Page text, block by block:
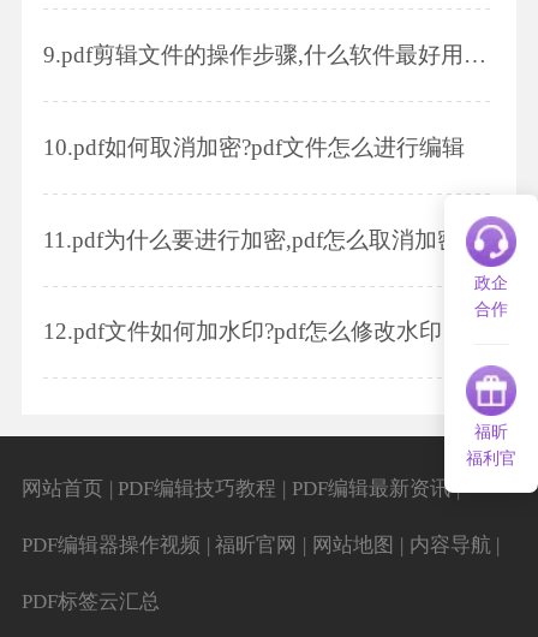
9.pdf剪辑文件的操作步骤,什么软件最好用?有什么优点?
10.pdf如何取消加密?pdf文件怎么进行编辑
11.pdf为什么要进行加密,pdf怎么取消加密?使用什么软件
12.pdf文件如何加水印?pdf怎么修改水印
政企
合作
福昕
福利官
网站首页 | PDF编辑技巧教程 | PDF编辑最新资讯 |
PDF编辑器操作视频 | 福昕官网 | 网站地图 | 内容导航 |
PDF标签云汇总